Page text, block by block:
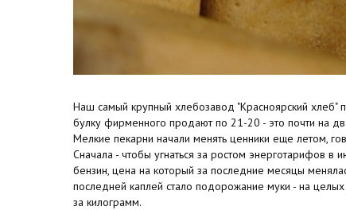
Наш самый крупный хлебозавод "Красноярский хлеб"
булку фирменного продают по 21-20 - это почти на
Мелкие пекарни начали менять ценники еще летом,
Сначала - чтобы угнаться за ростом энерготарифов в
бензин, цена на который за последние месяцы
последней каплей стало подорожание муки - на
за килограмм.